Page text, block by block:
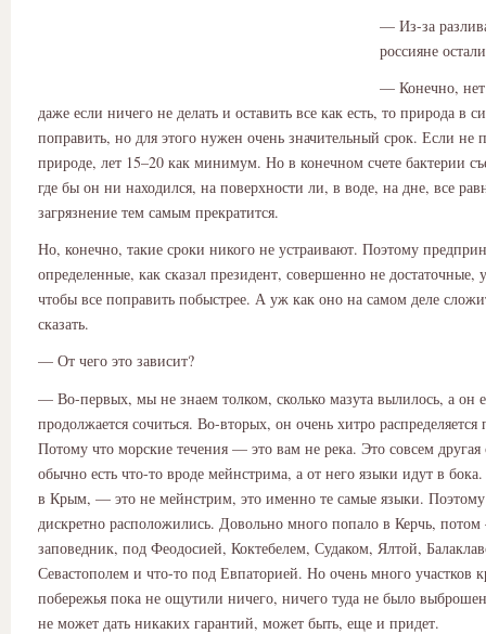
— Из-за
россияне
— Конечно,
даже если ничего не делать и оставить все как есть, то природа в
поправить, но для этого нужен очень значительный срок. Если не
природе, лет 15–20 как минимум. Но в конечном счете бактерии
где бы он ни находился, на поверхности ли, в воде, на дне, все
загрязнение тем самым прекратится.
Но, конечно, такие сроки никого не устраивают. Поэтому
определенные, как сказал президент, совершенно не достаточные,
чтобы все поправить побыстрее. А уж как оно на самом деле
сказать.
— От чего это зависит?
— Во-первых, мы не знаем толком, сколько мазута вылилось, а он
продолжается сочиться. Во-вторых, он очень хитро
Потому что морские течения — это вам не река. Это совсем другая
обычно есть что-то вроде мейнстрима, а от него языки идут в
в Крым, — это не мейнстрим, это именно те самые языки.
дискретно расположились. Довольно много попало в Керчь,
заповедник, под Феодосией, Коктебелем, Судаком, Ялтой,
Севастополем и что-то под Евпаторией. Но очень много участков
побережья пока не ощутили ничего, ничего туда не было
не может дать никаких гарантий, может быть, еще и придет.